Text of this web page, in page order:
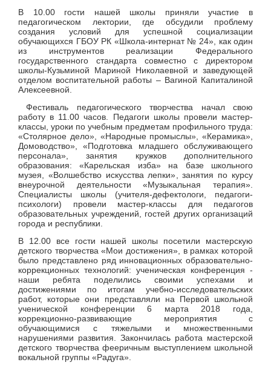
В 10.00 гости нашей школы приняли участие в
педагогическом лектории, где обсудили проблему
создания условий для успешной социализации
обучающихся ГБОУ РК «Школа-интернат № 24», как один
из инструментов реализации Федерального
государственного стандарта совместно с директором
школы-Кузьминой Мариной Николаевной и заведующей
отделом воспитательной работы – Вагиной Капиталиной
Алексеевной.
Фестиваль педагогического творчества начал свою
работу в 11.00 часов. Педагоги школы провели мастер-
классы, уроки по учебным предметам профильного труда:
«Столярное дело», «Народные промыслы», «Керамика»,
Домоводство», «Подготовка младшего обслуживающего
персонала», занятия кружков дополнительного
образования: «Карельская изба» на базе школьного
музея, «Волшебство искусства лепки», занятия по курсу
внеурочной деятельности «Музыкальная терапия».
Специалисты школы (учителя-дефектологи, педагоги-
психологи) провели мастер-классы для педагогов
образовательных учреждений, гостей других организаций
города и республики.
В 12.00 все гости нашей школы посетили мастерскую
детского творчества «Мои достижения», в рамках которой
было представлено ряд инновационных образовательно-
коррекционных технологий: ученическая конференция -
наши ребята поделились своими успехами и
достижениями по итогам учебно-исследовательских
работ, которые они представляли на Первой школьной
ученической конференции 6 марта 2018 года,
коррекционно-развивающие мероприятия с
обучающимися с тяжелыми и множественными
нарушениями развития. Закончилась работа мастерской
детского творчества фееричным выступлением школьной
вокальной группы «Радуга».